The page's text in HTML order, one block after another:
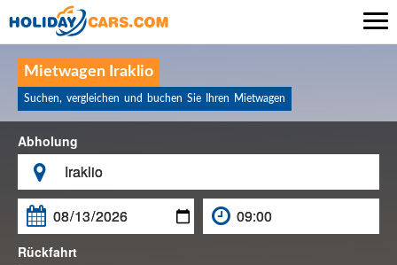
Mietwagen Iraklio
Suchen, vergleichen und buchen Sie Ihren Mietwagen
Abholung


Rückfahrt